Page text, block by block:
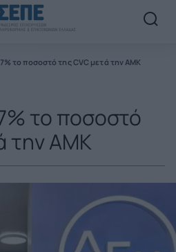
το ποσοστό της CVC μετά την ΑΜΚ
το ποσοστό
την ΑΜΚ